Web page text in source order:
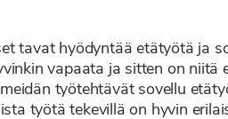
tavat hyödyntää etätyötä ja
vapaata ja sitten on niitä
työtehtävät sovellu
työtä tekevillä on hyvin